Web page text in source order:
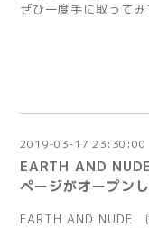
ぜひ一度手に取ってみ
2019-03-17 23:30:00
EARTH AND
ページがオープン
EARTH AND NUDE